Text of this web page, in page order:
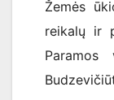
Žemės
reikalų ir
Paramos